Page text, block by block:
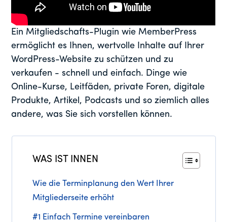
Ein Mitgliedschafts-Plugin wie MemberPress
ermöglicht es Ihnen, wertvolle Inhalte auf Ihrer
WordPress-Website zu schützen und zu
verkaufen - schnell und einfach. Dinge wie
Online-Kurse, Leitfäden, private Foren, digitale
Produkte, Artikel, Podcasts und so ziemlich alles
andere, was Sie sich vorstellen können.
WAS IST INNEN
Wie die Terminplanung den Wert Ihrer
Mitgliederseite erhöht
#1 Einfach Termine vereinbaren